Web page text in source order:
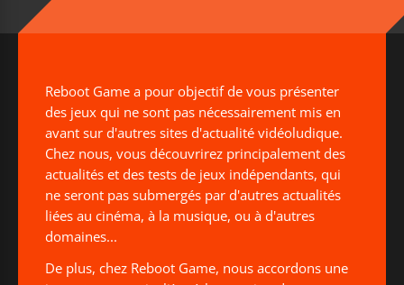
Reboot Game a pour objectif de vous présenter
des jeux qui ne sont pas nécessairement mis en
avant sur d'autres sites d'actualité vidéoludique.
Chez nous, vous découvrirez principalement des
actualités et des tests de jeux indépendants, qui
ne seront pas submergés par d'autres actualités
liées au cinéma, à la musique, ou à d'autres
domaines...
De plus, chez Reboot Game, nous accordons une